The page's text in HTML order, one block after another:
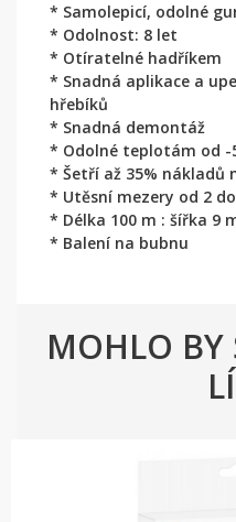
* Samolepicí, odolné
* Odolnost: 8 let
* Otíratelné hadříkem
* Snadná aplikace a
hřebíků
* Snadná demontáž
* Odolné teplotám od -
* Šetří až 35% nákladů
* Utěsní mezery od 2
* Délka 100 m : šířka 9
* Balení na bubnu
MOHLO BY